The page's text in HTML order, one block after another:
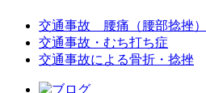
交通事故 腰痛（腰部捻挫）
交通事故・むち打ち症
交通事故による骨折・捻挫